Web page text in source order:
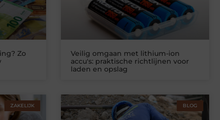
Zo
Veilig omgaan met lithium-ion
accu's: praktische richtlijnen voor
laden en opslag
ZAKELIJK BLOG